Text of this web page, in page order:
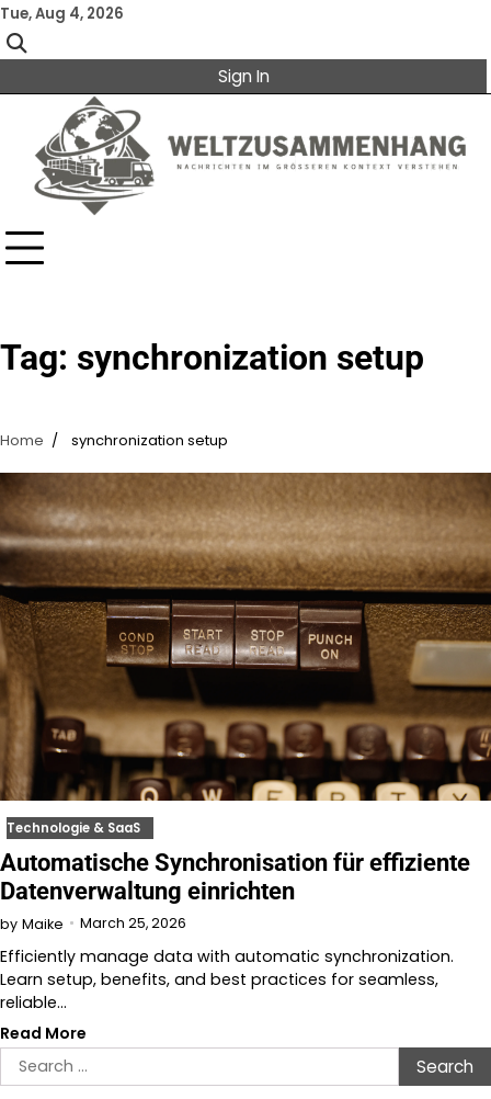
Skip
to
content
Tue, Aug 4, 2026
Sign In
Tag: synchronization setup
Home synchronization setup
Technologie & SaaS
Automatische Synchronisation für effiziente
Datenverwaltung einrichten
by Maike March 25, 2026
Efficiently manage data with automatic synchronization.
Learn setup, benefits, and best practices for seamless,
reliable…
Read More
Search
for: